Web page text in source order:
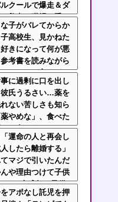
クールで爆走＆ダ
救出！職場の手の
爆上げが凄まじか
子がバレてからか
高校生、見かねた
きになって何が悪
考書を読みながら
←カッコ良すぎだ
に過剰に口を出し
氏うるさい…薬を
ない苦しさも知ら
やめな」、食べた
口食べて」としつ
る！！
運命の人と再会し
したら離婚する」
マジで引いたんだ
や理由つけて子供
いて未成年の子供
アポなし託児を押